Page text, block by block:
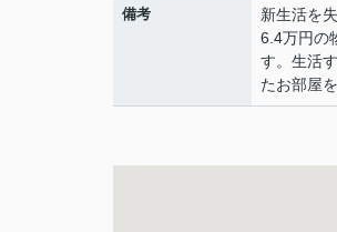
備考
新生活を
6.4万円の
す。生活
たお部屋